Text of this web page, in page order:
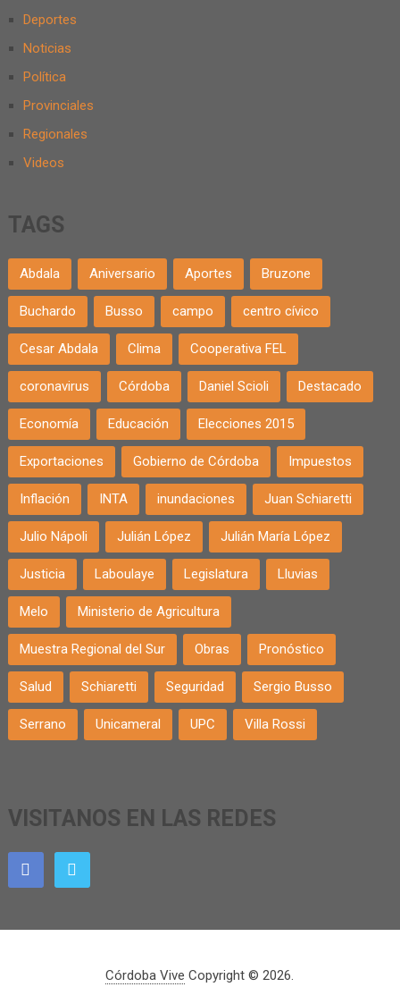
Deportes
Noticias
Política
Provinciales
Regionales
Videos
TAGS
Abdala Aniversario Aportes Bruzone
Buchardo Busso campo centro cívico
Cesar Abdala Clima Cooperativa FEL
coronavirus Córdoba Daniel Scioli Destacado
Economía Educación Elecciones 2015
Exportaciones Gobierno de Córdoba Impuestos
Inflación INTA inundaciones Juan Schiaretti
Julio Nápoli Julián López Julián María López
Justicia Laboulaye Legislatura Lluvias
Melo Ministerio de Agricultura
Muestra Regional del Sur Obras Pronóstico
Salud Schiaretti Seguridad Sergio Busso
Serrano Unicameral UPC Villa Rossi
VISITANOS EN LAS REDES
Córdoba Vive Copyright © 2026.